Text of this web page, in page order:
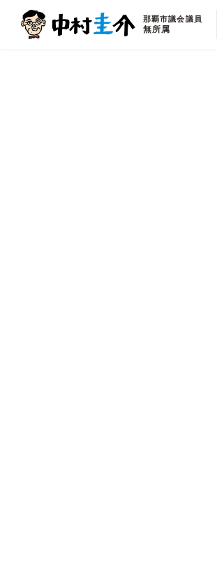
那覇市議会議員
無所属